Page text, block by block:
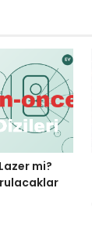
mi?